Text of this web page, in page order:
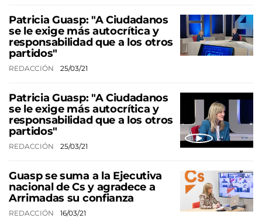
Patricia Guasp: "A Ciudadanos
se le exige más autocrítica y
responsabilidad que a los otros
partidos"
REDACCIÓN 25/03/21
Patricia Guasp: "A Ciudadanos
se le exige más autocrítica y
responsabilidad que a los otros
partidos"
REDACCIÓN 25/03/21
Guasp se suma a la Ejecutiva
nacional de Cs y agradece a
Arrimadas su confianza
REDACCIÓN 16/03/21